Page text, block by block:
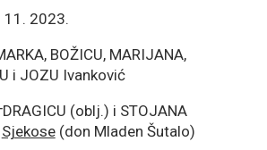
11. 2023.
BOŽICU, MARIJANA,
i JOZU Ivanković
(oblj.) i STOJANA
Sjekose(don Mladen Šutalo)